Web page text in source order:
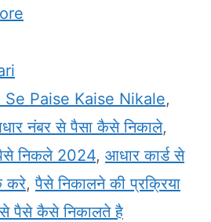
Paise Kaise Nikale,
नंबर से पैसा कैसे निकाले,
निकले 2024, आधार कार्ड से
करे,पैसे निकालने की प्रक्रिया
से पैसे कैसे निकालते है